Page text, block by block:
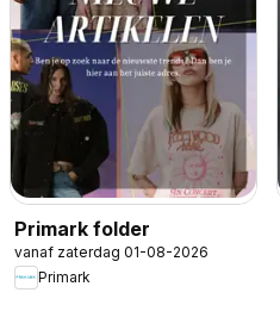
Primark folder
vanaf zaterdag 01-08-2026
Primark